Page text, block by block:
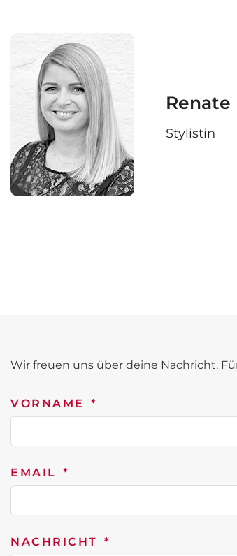
Renate
Stylistin
Wir freuen uns über deine Nachricht.
VORNAME
EMAIL
NACHRICHT